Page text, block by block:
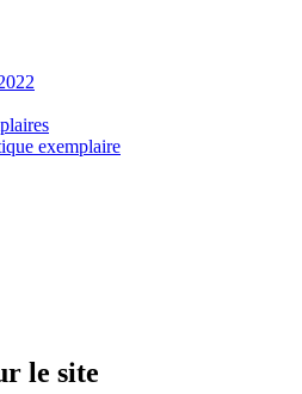
exemplaire
le site